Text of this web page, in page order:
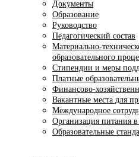
Документы
Образование
Руководство
Педагогический состав
Материально-
образовательного
Стипендии и меры
Платные
Финансово-
Вакантные места для
Международное
Организация питания в
Образовательные